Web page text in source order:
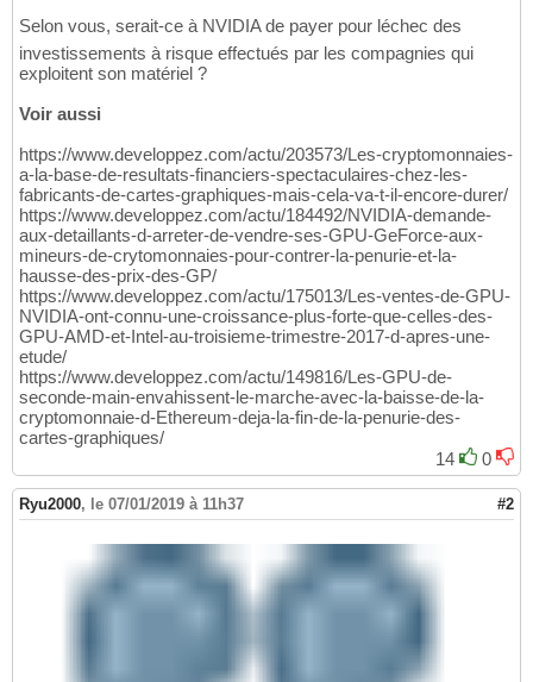
Selon vous, serait-ce à NVIDIA de payer pour léchec des
investissements à risque effectués par les compagnies qui
exploitent son matériel ?
Voir aussi
https://www.developpez.com/actu/203573/Les-cryptomonnaies-
a-la-base-de-resultats-financiers-spectaculaires-chez-les-
fabricants-de-cartes-graphiques-mais-cela-va-t-il-encore-durer/
https://www.developpez.com/actu/184492/NVIDIA-demande-
aux-detaillants-d-arreter-de-vendre-ses-GPU-GeForce-aux-
mineurs-de-crytomonnaies-pour-contrer-la-penurie-et-la-
hausse-des-prix-des-GP/
https://www.developpez.com/actu/175013/Les-ventes-de-GPU-
NVIDIA-ont-connu-une-croissance-plus-forte-que-celles-des-
GPU-AMD-et-Intel-au-troisieme-trimestre-2017-d-apres-une-
etude/
https://www.developpez.com/actu/149816/Les-GPU-de-
seconde-main-envahissent-le-marche-avec-la-baisse-de-la-
cryptomonnaie-d-Ethereum-deja-la-fin-de-la-penurie-des-
cartes-graphiques/
14
0
Ryu2000, le 07/01/2019 à 11h37 #2